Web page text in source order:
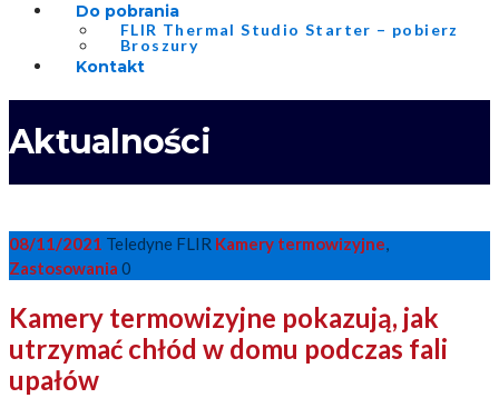
Do pobrania
FLIR Thermal Studio Starter – pobierz
Broszury
Kontakt
Aktualności
08/11/2021 Teledyne FLIR Kamery termowizyjne,
Zastosowania 0
Kamery termowizyjne pokazują, jak
utrzymać chłód w domu podczas fali
upałów